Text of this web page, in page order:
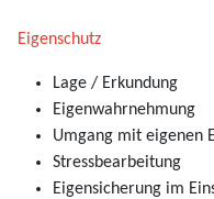
Eigenschutz
Lage / Erkundung
Eigenwahrnehmung
Umgang mit eigenen
Stressbearbeitung
Eigensicherung im